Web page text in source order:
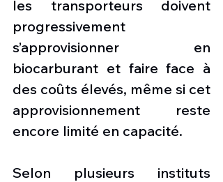
les transporteurs doivent
progressivement
s’approvisionner en
biocarburant et faire face à
des coûts élevés, même si cet
approvisionnement reste
encore limité en capacité.
Selon plusieurs instituts